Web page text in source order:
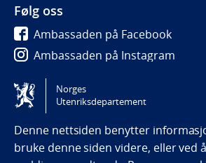
Følg oss
Ambassaden på Facebook
Ambassaden på Instagram
Ambassaden på LinkedIn
Tilgjengelighetserklæring /
(NO)
Norges
Utenriksdepartement
Denne nettsiden benytter
bruke denne siden videre, eller ved